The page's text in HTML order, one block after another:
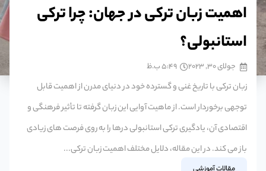
اهمیت زبان ترکی در جهان: چرا ترکی
استانبولی؟
جولای 30, 2023 5:49 ب.ظ
زبان ترکی با تاریخ غنی و گسترده خود در دنیای مدرن از اهمیت قابل
توجهی برخوردار است. از ماهیت آوایی این زبان گرفته تا تأثیر فرهنگی و
اقتصادی آن، یادگیری ترکی استانبولی درها را به روی فرصت های زیادی
باز می کند. در این مقاله، دلایل مختلف اهمیت زبان ترکی...